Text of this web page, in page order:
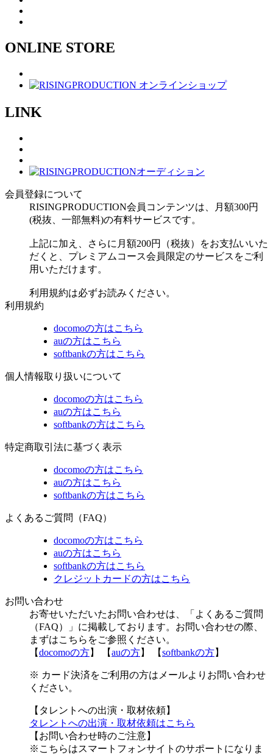
ONLINE STORE
LINK
会員登録について
RISINGPRODUCTION会員コンテンツは、月額300円
(税抜、一部無料)の有料サービスです。
上記に加え、さらに月額200円（税抜）をお支払いいた
だくと、プレミアムコース会員限定のサービスをご利
用いただけます。
利用規約は必ずお読みください。
利用規約
docomoの方はこちら
auの方はこちら
softbankの方はこちら
個人情報取り扱いについて
docomoの方はこちら
auの方はこちら
softbankの方はこちら
特定商取引法に基づく表示
docomoの方はこちら
auの方はこちら
softbankの方はこちら
よくあるご質問（FAQ）
docomoの方はこちら
auの方はこちら
softbankの方はこちら
クレジットカードの方はこちら
お問い合わせ
お寄せいただいたお問い合わせは、「よくあるご質問
（FAQ）」に掲載しております。お問い合わせの際、
まずはこちらをご参照ください。
【docomoの方】 【auの方】 【softbankの方】
※ カード決済をご利用の方はメールよりお問い合わせ
ください。
【タレントへの出演・取材依頼】
タレントへの出演・取材依頼はこちら
【お問い合わせ時のご注意】
※こちらはスマートフォンサイトのサポートになりま